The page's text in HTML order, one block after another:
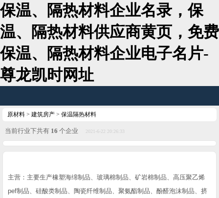
保温、隔热材料企业名录，保
温、隔热材料供应商黄页，免费
保温、隔热材料企业电子名片-
尊龙凯时网址
原材料 > 建筑房产 > 保温隔热材料
当前行业下共有 16 个企业 2021-6-22 20:26:33
主营：主要生产橡塑海绵制品、玻璃棉制品、矿岩棉制品、高压聚乙烯
pef制品、硅酸类制品、陶瓷纤维制品、聚氨酯制品、酚醛泡沫制品、挤